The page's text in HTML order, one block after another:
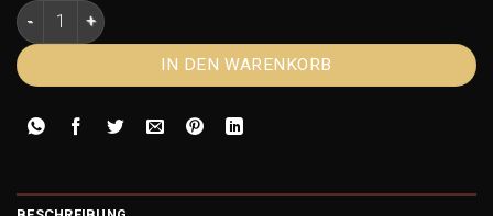
Schungit Bergkristall Armband 10mm – facettierte Kugeln
IN DEN WARENKORB